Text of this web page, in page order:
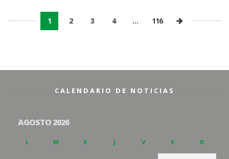
1 2 3 4 … 116
CALENDARIO DE NOTICIAS
AGOSTO 2026
L M X J V S D